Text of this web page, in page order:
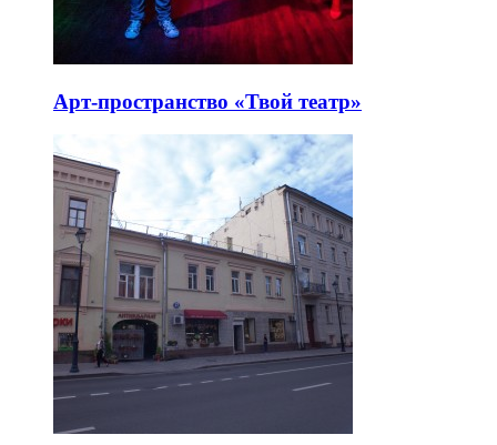
Арт-пространство «Твой театр»